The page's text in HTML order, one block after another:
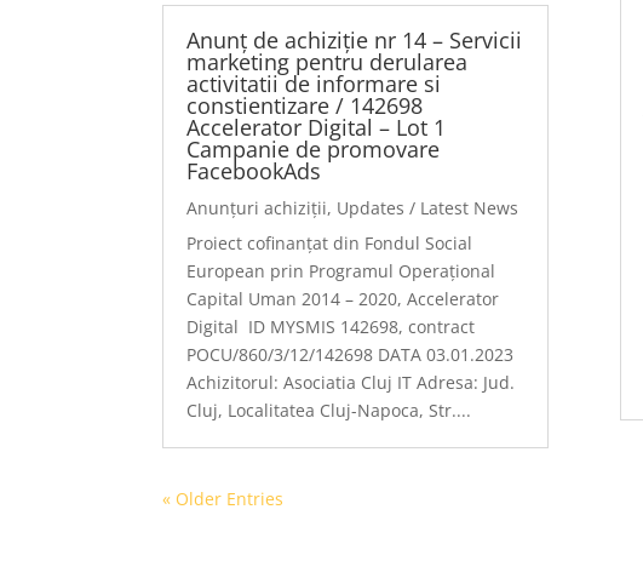
Anunț de achiziție nr 14 – Servicii
marketing pentru derularea
activitatii de informare si
constientizare / 142698
Accelerator Digital – Lot 1
Campanie de promovare
FacebookAds
Anunțuri achiziții, Updates / Latest News
Proiect cofinanțat din Fondul Social
European prin Programul Operațional
Capital Uman 2014 – 2020, Accelerator
Digital ID MYSMIS 142698, contract
POCU/860/3/12/142698 DATA 03.01.2023
Achizitorul: Asociatia Cluj IT Adresa: Jud.
Cluj, Localitatea Cluj-Napoca, Str....
« Older Entries